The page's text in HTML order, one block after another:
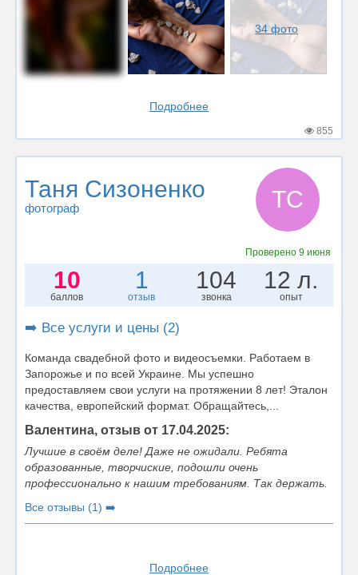
34 фото
Подробнее
855
Таня Сизоненко
фотограф ТС
Проверено 9 июня
10
баллов
1
отзыв
104
звонка
12 л.
опыт
➡️ Все услуги и цены (2)
Команда свадебной фото и видеосъемки. Работаем в
Запорожье и по всей Украине. Мы успешно
предоставляем свои услуги на протяжении 8 лет! Эталон
качества, европейский формат. Обращайтесь,...
Валентина, отзыв от 17.04.2025:
Лучшие в своём деле! Даже не ожидали. Ребята
образованные, творчиские, подошли очень
профессионально к нашим требованиям. Так держать.
Все отзывы (1) ➡️
Подробнее